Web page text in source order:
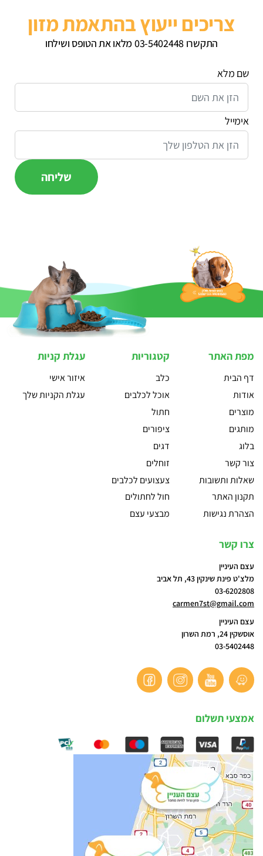
צריכים ייעוץ בהתאמת מזון
התקשרו 03-5402448 מלאו את הטופס ושילחו
שם מלא
אימייל
מפת האתר
דף הבית
אודות
מוצרים
מותגים
בלוג
צור קשר
שאלות ותשובות
תקנון האתר
הצהרת נגישות
קטגוריות
כלב
אוכל לכלבים
חתול
ציפורים
דגים
זוחלים
צעצועים לכלבים
חול לחתולים
מבצעי עצם
עגלת קניות
איזור אישי
עגלת הקניות שלך
צרו קשר
עצם העיניין
מלצ'ט פינת שינקין 43, תל אביב
03-6202808
carmen7st@gmail.com
עצם העיניין
אוסשקין 24, רמת השרון
03-5402448
אמצעי תשלום